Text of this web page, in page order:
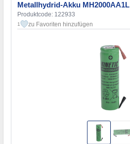
Metallhydrid-Akku MH2000AA1L
Produktcode: 122933
1 zu Favoriten hinzufügen